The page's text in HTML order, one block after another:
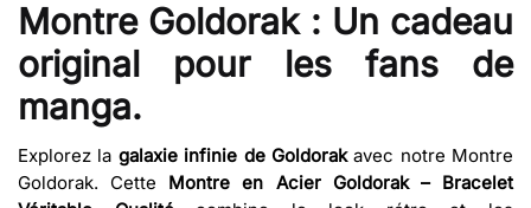
Montre Goldorak : Un cadeau
original pour les fans de
manga.
Explorez la galaxie infinie de Goldorakavec notre Montre
Goldorak. Cette Montre en Acier Goldorak – Bracelet